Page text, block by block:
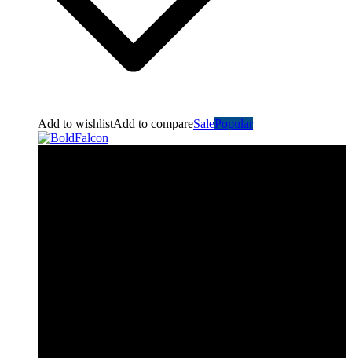
Add to wishlistAdd to compareSalePopular